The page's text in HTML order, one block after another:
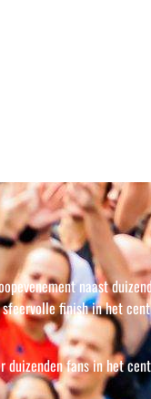
naast
finish in het
duizenden fans in het